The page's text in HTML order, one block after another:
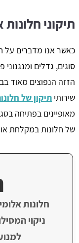
תיקוני
כאשר אנו מדברים על
סוגים, גדלים
הזזה הנפוצים מאוד
שירותי תיקון של
מאופיינים בפתיחה
של חלונות במקלחת או
חלונות
ניקוי